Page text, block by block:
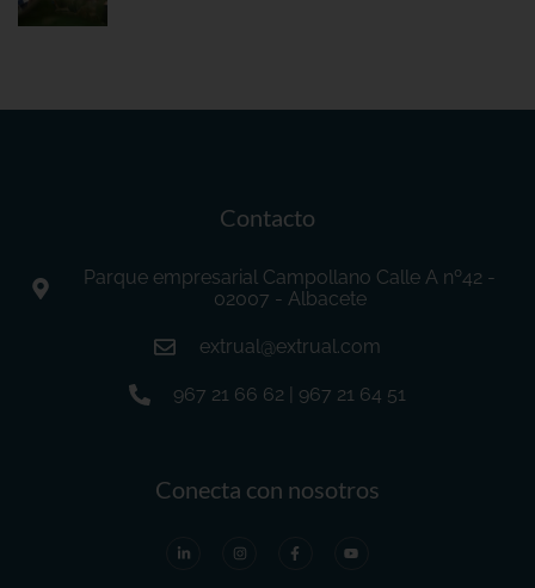
Contacto
Parque empresarial Campollano Calle A nº42 -
02007 - Albacete
extrual@extrual.com
967 21 66 62 | 967 21 64 51
Conecta con nosotros